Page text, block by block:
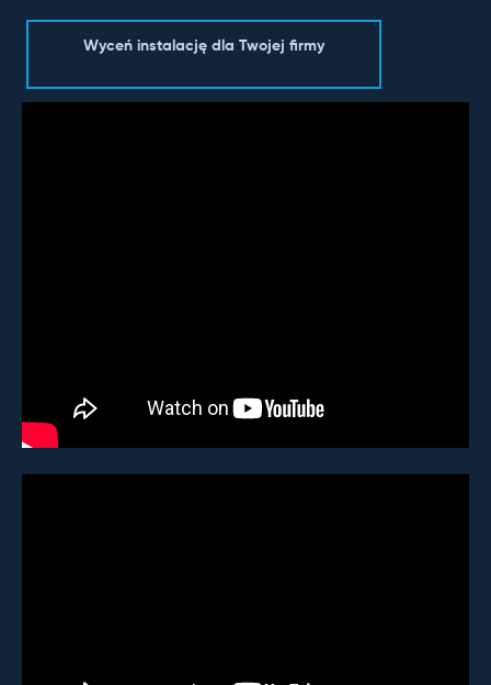
Wyceń instalację dla Twojej firmy